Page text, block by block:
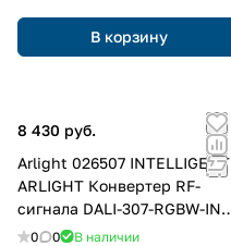
В корзину
8 430 руб.
Arlight 026507 INTELLIGENT
ARLIGHT Конвертер RF-
сигнала DALI-307-RGBW-IN
(DALI-BUS, RF, PUSH) (IARL, -)
0 0 В наличии